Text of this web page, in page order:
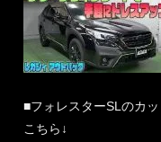
■フォレスターSLのカ
こちら↓